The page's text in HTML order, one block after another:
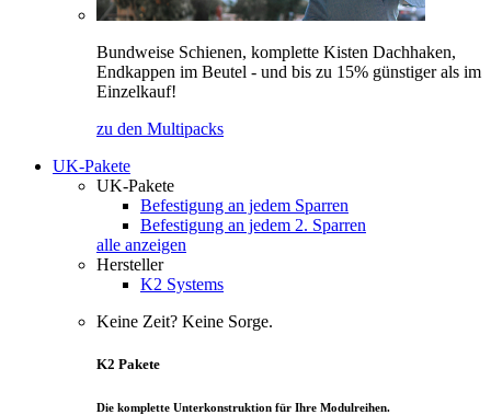
Bundweise Schienen, komplette Kisten Dachhaken,
Endkappen im Beutel - und bis zu 15% günstiger als im
Einzelkauf!
zu den Multipacks
UK-Pakete
UK-Pakete
Befestigung an jedem Sparren
Befestigung an jedem 2. Sparren
alle anzeigen
Hersteller
K2 Systems
Keine Zeit? Keine Sorge.
K2 Pakete
Die komplette Unterkonstruktion für Ihre Modulreihen.